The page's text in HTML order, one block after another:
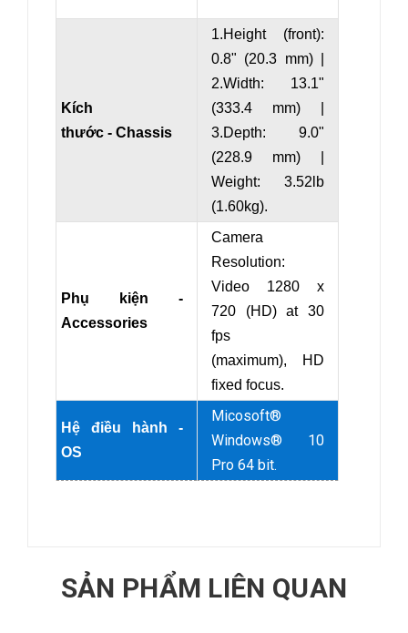
Kích
thước - Chassis
1.Height (front):
0.8" (20.3 mm) |
2.Width: 13.1"
(333.4 mm) |
3.Depth: 9.0"
(228.9 mm) |
Weight: 3.52lb
(1.60kg).
Phụ kiện -
Accessories
Camera
Resolution:
Video 1280 x
720 (HD) at 30
fps
(maximum), HD
fixed focus.
Hệ điều hành -
OS
Micosoft®
Windows® 10
Pro 64 bit.
SẢN PHẨM LIÊN QUAN